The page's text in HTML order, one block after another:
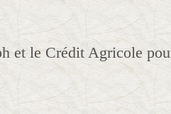
et le Crédit Agricole